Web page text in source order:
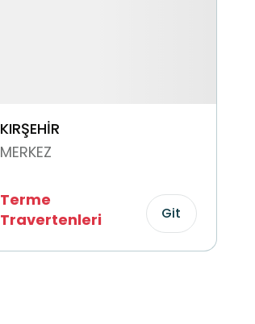
KIRŞEHİR
MERKEZ
Terme
Travertenleri
Git